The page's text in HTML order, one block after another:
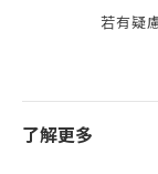
若有疑
了解更多